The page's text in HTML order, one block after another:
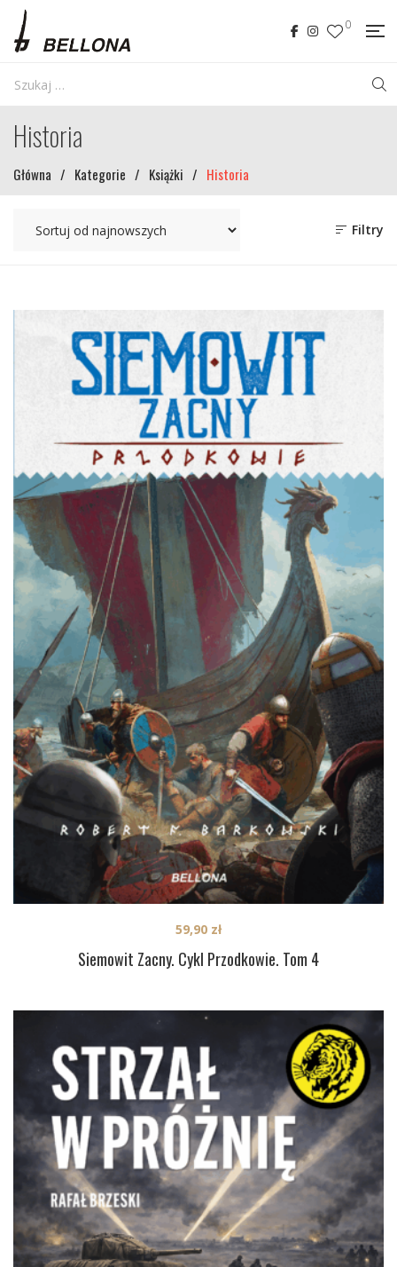
0
Historia
Główna / Kategorie / Książki / Historia
Filtry
Siemowit Zacny. Cykl Przodkowie. Tom 4
59,90 zł